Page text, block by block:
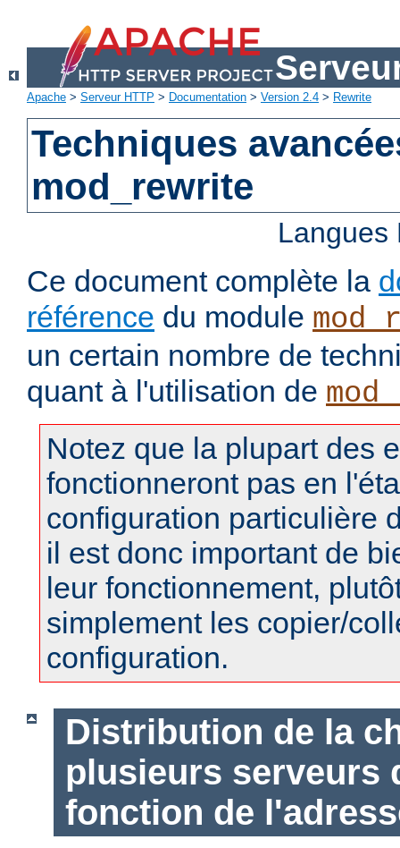
Apache > Serveur HTTP > Documentation > Version 2.4 > Rewrite
Techniques
mod_rewrite
Ce document complète la
référence du module
un certain nombre de
quant à l'utilisation de
Notez que la plupart des
fonctionneront pas en
configuration particulière
il est donc important de
leur fonctionnement,
simplement les copier/
configuration.
Distribution de la
plusieurs serveurs
fonction de